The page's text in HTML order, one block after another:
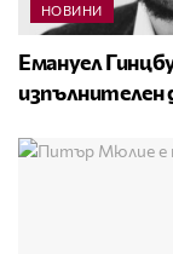
НОВИНИ
Емануел
изпълнителен